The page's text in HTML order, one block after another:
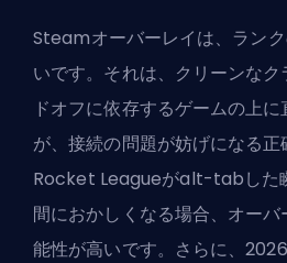
Steamオーバーレイは、ラン
いです。それは、クリーンな
ドオフに依存するゲームの上
が、接続の問題が妨げになる正
Rocket Leagueがalt-tabした
間におかしくなる場合、オー
能性が高いです。さらに、